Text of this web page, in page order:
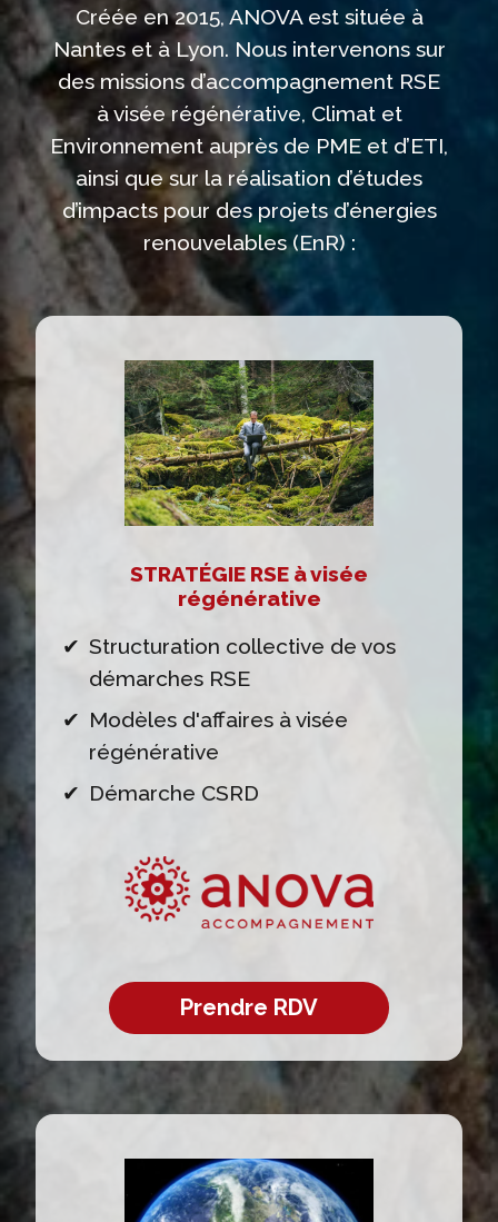
Créée en 2015, ANOVA est située à
Nantes et à Lyon. Nous intervenons sur
des missions d’accompagnement RSE
à visée régénérative, Climat et
Environnement auprès de PME et d’ETI,
ainsi que sur la réalisation d’études
d’impacts pour des projets d’énergies
renouvelables (EnR) :
STRATÉGIE RSE à visée
régénérative
Structuration collective de vos
démarches RSE
Modèles d'affaires à visée
régénérative
Démarche CSRD
Prendre RDV